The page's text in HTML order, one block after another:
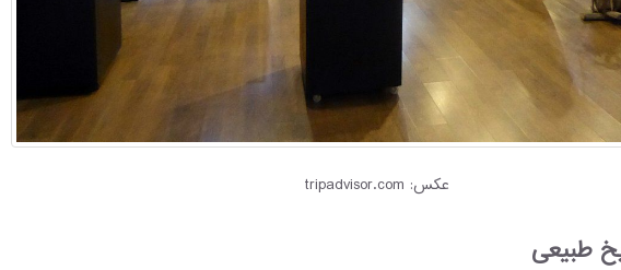
عکس: tripadvisor.com
طبیعی